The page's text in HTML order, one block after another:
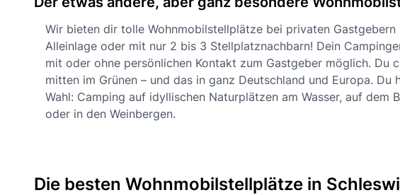
Wir bieten dir tolle Wohnmobilstellplätze bei privaten Gastgebern
Alleinlage oder mit nur 2 bis 3 Stellplatznachbarn! Dein
mit oder ohne persönlichen Kontakt zum Gastgeber möglich. Du
mitten im Grünen – und das in ganz Deutschland und Europa. Du
Wahl: Camping auf idyllischen Naturplätzen am Wasser, auf dem
oder in den Weinbergen.
Die besten Wohnmobilstellplätze in